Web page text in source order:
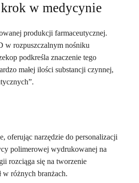
w medycynie
produkcji farmaceutycznej.
w rozpuszczalnym nośniku
podkreśla znaczenie tego
małej ilości substancji czynnej,
oferując narzędzie do personalizacji
polimerowej wydrukowanej na
rozciąga się na tworzenie
różnych branżach.